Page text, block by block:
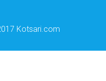
Kotsari.com